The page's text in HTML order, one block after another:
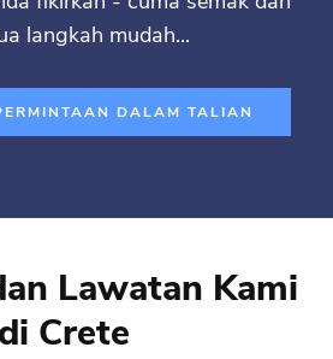
langkah mudah...
DALAM TALIAN
Lawatan Kami
di Crete